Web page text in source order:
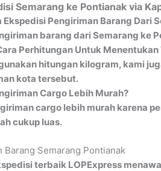
Semarang ke Pontianak via
Ekspedisi Pengiriman Barang Dari
barang dari Semarang ke
Perhitungan Untuk
hitungan kilogram, kami
kota tersebut.
Cargo Lebih Murah?
cargo lebih murah karena
cukup luas.
Barang Semarang Pontianak
terbaik LOPExpress